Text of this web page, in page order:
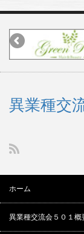
異業種交
ホーム
異業種交流会５０１概